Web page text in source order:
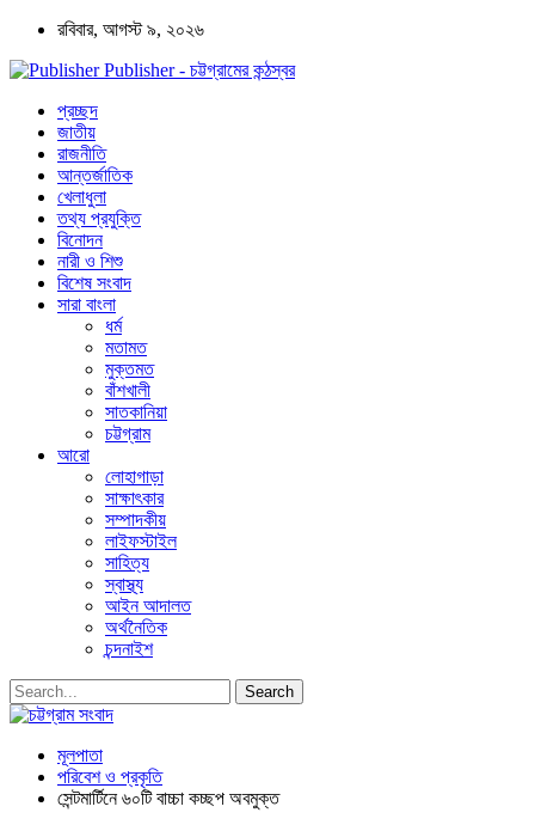
রবিবার, আগস্ট ৯, ২০২৬
Publisher - চট্টগ্রামের কন্ঠস্বর
প্রচ্ছদ
জাতীয়
রাজনীতি
আন্তর্জাতিক
খেলাধুলা
তথ্য প্রযুক্তি
বিনোদন
নারী ও শিশু
বিশেষ সংবাদ
সারা বাংলা
ধর্ম
মতামত
মুক্তমত
বাঁশখালী
সাতকানিয়া
চট্টগ্রাম
আরো
লোহাগাড়া
সাক্ষাৎকার
সম্পাদকীয়
লাইফস্টাইল
সাহিত্য
স্বাস্থ্য
আইন আদালত
অর্থনৈতিক
চন্দনাইশ
মূলপাতা
পরিবেশ ও প্রকৃতি
সেন্টমার্টিনে ৬০টি বাচ্চা কচ্ছপ অবমুক্ত